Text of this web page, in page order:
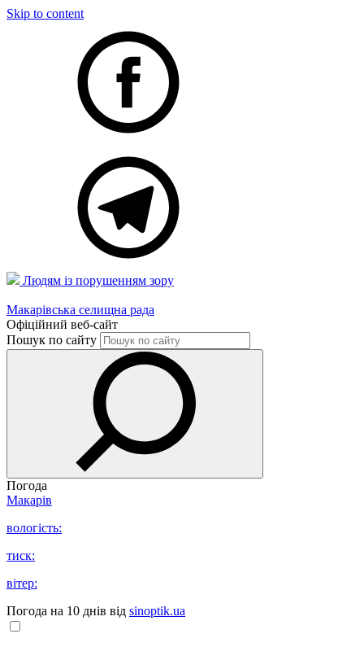
Skip to content
Людям із порушенням зору
Макарівська селищна рада
Офіційний веб-сайт
Пошук по сайту
Погода
Макарів
вологість:
тиск:
вітер:
Погода на 10 днів від sinoptik.ua